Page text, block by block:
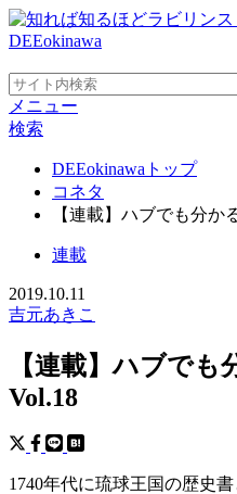
メニュー
検索
DEEokinawaトップ
コネタ
【連載】ハブでも分か
連載
2019.10.11
吉元あきこ
【連載】ハブでも
Vol.18
1740年代に琉球王国の歴史